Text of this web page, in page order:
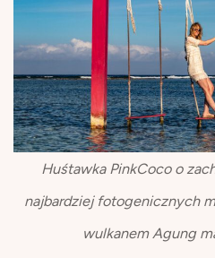
Huśtawka PinkCoco o
najbardziej fotogenicznych
wulkanem Agung